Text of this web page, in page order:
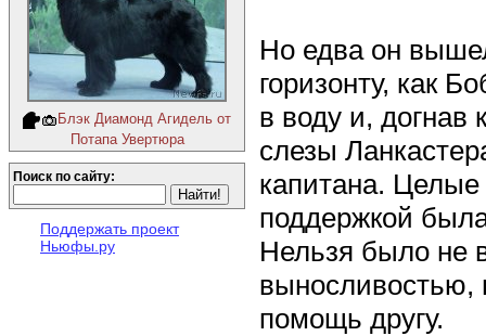
Блэк Диамонд Агидель от
Потапа Увертюра
Поиск по сайту:
Поддержать проект
Ньюфы.ру
Но едва он
горизонту, как
в воду и,
слезы
капитана. Целые
поддержкой
Нельзя было не
выносливостью,
помощь другу.